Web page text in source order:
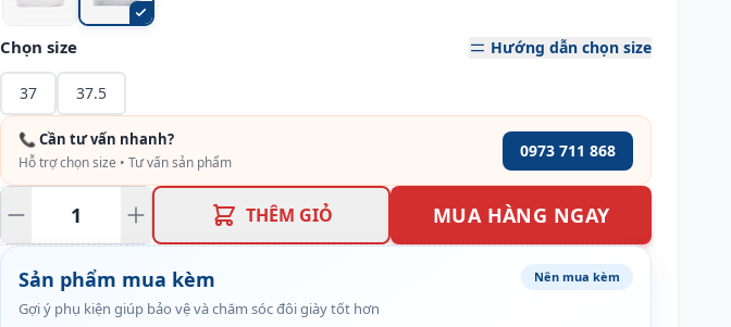
Chọn size Hướng dẫn chọn size
37 37.5
📞 Cần tư vấn nhanh?
Hỗ trợ chọn size • Tư vấn sản phẩm
0973 711 868
THÊM GIỎ MUA HÀNG NGAY
Sản phẩm mua kèm
Gợi ý phụ kiện giúp bảo vệ và chăm sóc đôi giày tốt hơn
Nên mua kèm